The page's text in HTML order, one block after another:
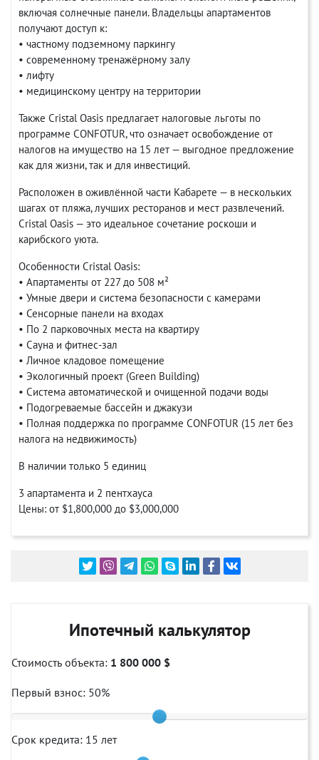
включая солнечные панели. Владельцы апартаментов
получают доступ к:
• частному подземному паркингу
• современному тренажёрному залу
• лифту
• медицинскому центру на территории
Также Cristal Oasis предлагает налоговые льготы по
программе CONFOTUR, что означает освобождение от
налогов на имущество на 15 лет — выгодное предложение
как для жизни, так и для инвестиций.
Расположен в оживлённой части Кабарете — в нескольких
шагах от пляжа, лучших ресторанов и мест развлечений.
Cristal Oasis — это идеальное сочетание роскоши и
карибского уюта.
Особенности Cristal Oasis:
• Апартаменты от 227 до 508 м²
• Умные двери и система безопасности с камерами
• Сенсорные панели на входах
• По 2 парковочных места на квартиру
• Сауна и фитнес-зал
• Личное кладовое помещение
• Экологичный проект (Green Building)
• Система автоматической и очищенной подачи воды
• Подогреваемые бассейн и джакузи
• Полная поддержка по программе CONFOTUR (15 лет без
налога на недвижимость)
В наличии только 5 единиц
3 апартамента и 2 пентхауса
Цены: от $1,800,000 до $3,000,000
Ипотечный калькулятор
Стоимость объекта: 1 800 000 $
Первый взнос: 50%
Срок кредита: 15 лет